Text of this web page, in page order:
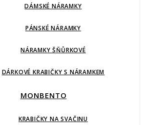
DÁMSKÉ NÁRAMKY
PÁNSKÉ NÁRAMKY
NÁRAMKY ŠŇŮRKOVÉ
DÁRKOVÉ KRABIČKY S NÁRAMKEM
MONBENTO
KRABIČKY NA SVAČINU